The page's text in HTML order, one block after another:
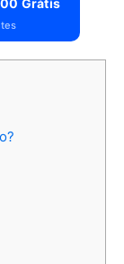
Grátis